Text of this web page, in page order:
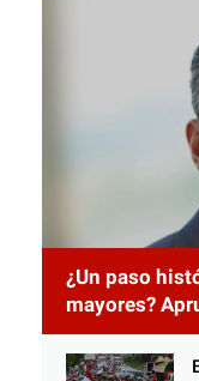
¿Un paso
mayores?
el diputado
su protección